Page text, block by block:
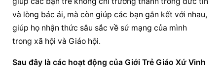
và lòng bác ái, mà còn giúp các bạn gắn kết với nhau,
giúp họ nhận thức sâu sắc về sứ mạng của mình
trong xã hội và Giáo hội.
Sau đây là các hoạt động của Giới Trẻ Giáo Xứ Vinh